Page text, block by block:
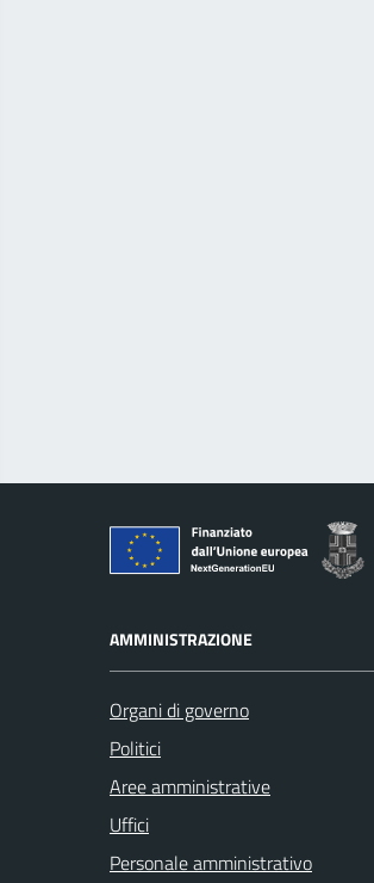
AMMINISTRAZIONE
Organi di governo
Politici
Aree amministrative
Uffici
Personale amministrativo